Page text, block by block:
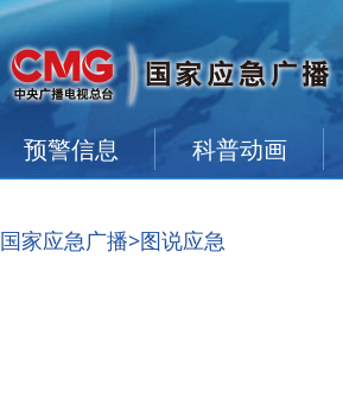
预警信息 科普动画
国家应急广播>图说应急